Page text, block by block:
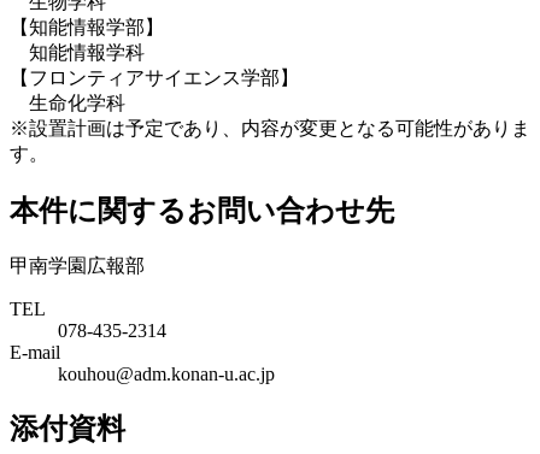
【知能情報学部】
知能情報学科
【フロンティアサイエンス学部】
生命化学科
※設置計画は予定であり、内容が変更となる可能性がありま
す。
本件に関するお問い合わせ先
甲南学園広報部
TEL
078-435-2314
E-mail
kouhou@adm.konan-u.ac.jp
添付資料